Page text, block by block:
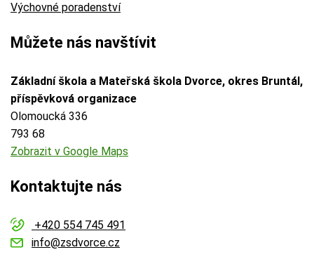
Výchovné poradenství
Můžete nás navštívit
Základní škola a Mateřská škola Dvorce, okres Bruntál,
příspěvková organizace
Olomoucká 336
793 68
Zobrazit v Google Maps
Kontaktujte nás
+420 554 745 491
info@zsdvorce.cz